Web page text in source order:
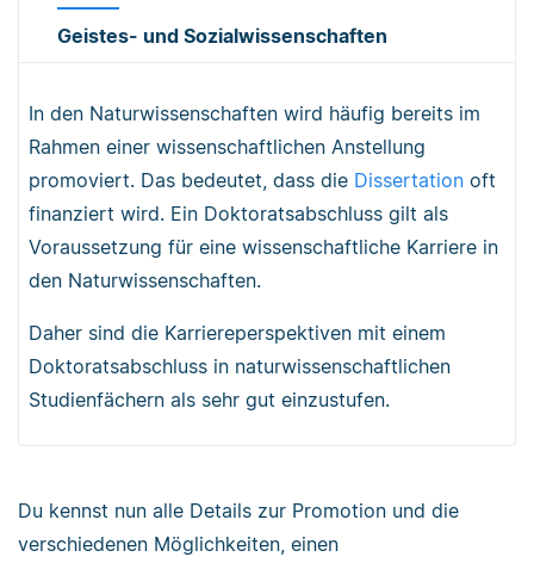
Geistes- und Sozialwissenschaften
In den Naturwissenschaften wird häufig bereits im
Rahmen einer wissenschaftlichen Anstellung
promoviert. Das bedeutet, dass die Dissertation oft
finanziert wird. Ein Doktoratsabschluss gilt als
Voraussetzung für eine wissenschaftliche Karriere in
den Naturwissenschaften.
Daher sind die Karriereperspektiven mit einem
Doktoratsabschluss in naturwissenschaftlichen
Studienfächern als sehr gut einzustufen.
Du kennst nun alle Details zur Promotion und die
verschiedenen Möglichkeiten, einen